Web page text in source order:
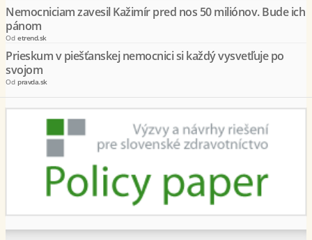
Nemocniciam zavesil Kažimír pred nos 50 miliónov. Bude ich
pánom
Od etrend.sk
Prieskum v piešťanskej nemocnici si každý vysvetľuje po
svojom
Od pravda.sk